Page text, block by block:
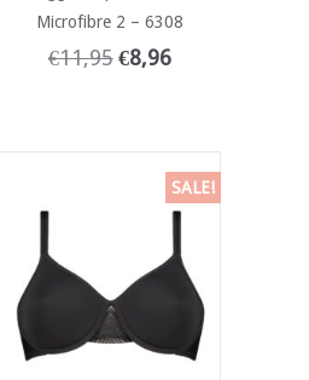
Microfibre 2 – 6308
€11,95 €8,96
SALE!